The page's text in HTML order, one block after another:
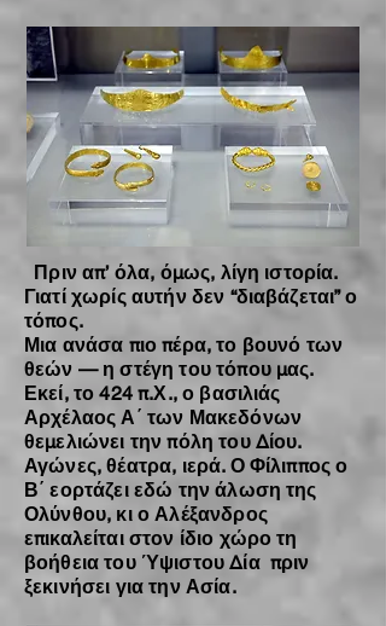
Πριν απ’ όλα, όμως, λίγη ιστορία.
Γιατί χωρίς αυτήν δεν “διαβάζεται” ο
τόπος.
Μια ανάσα πιο πέρα, το βουνό των
θεών — η στέγη του τόπου μας.
Εκεί, το 424 π.Χ., ο βασιλιάς
Αρχέλαος Α΄ των Μακεδόνων
θεμελιώνει την πόλη του Δίου.
Αγώνες, θέατρα, ιερά. Ο Φίλιππος ο
Β΄ εορτάζει εδώ την άλωση της
Ολύνθου, κι ο Αλέξανδρος
επικαλείται στον ίδιο χώρο τη
βοήθεια του Ύψιστου Δία πριν
ξεκινήσει για την Ασία.